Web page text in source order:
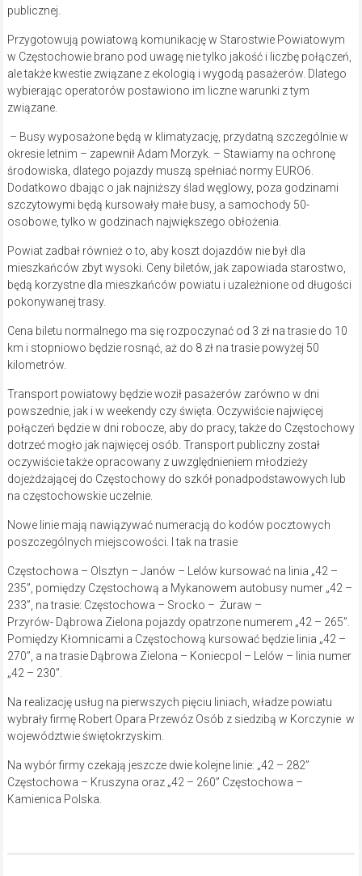
publicznej.
Przygotowują powiatową komunikację w Starostwie Powiatowym
w Częstochowie brano pod uwagę nie tylko jakość i liczbę połączeń,
ale także kwestie związane z ekologią i wygodą pasażerów. Dlatego
wybierając operatorów postawiono im liczne warunki z tym
związane.
– Busy wyposażone będą w klimatyzację, przydatną szczególnie w
okresie letnim – zapewnił Adam Morzyk. – Stawiamy na ochronę
środowiska, dlatego pojazdy muszą spełniać normy EURO6.
Dodatkowo dbając o jak najniższy ślad węglowy, poza godzinami
szczytowymi będą kursowały małe busy, a samochody 50-
osobowe, tylko w godzinach największego obłożenia.
Powiat zadbał również o to, aby koszt dojazdów nie był dla
mieszkańców zbyt wysoki. Ceny biletów, jak zapowiada starostwo,
będą korzystne dla mieszkańców powiatu i uzależnione od długości
pokonywanej trasy.
Cena biletu normalnego ma się rozpoczynać od 3 zł na trasie do 10
km i stopniowo będzie rosnąć, aż do 8 zł na trasie powyżej 50
kilometrów.
Transport powiatowy będzie woził pasażerów zarówno w dni
powszednie, jak i w weekendy czy święta. Oczywiście najwięcej
połączeń będzie w dni robocze, aby do pracy, także do Częstochowy
dotrzeć mogło jak najwięcej osób. Transport publiczny został
oczywiście także opracowany z uwzględnieniem młodzieży
dojeżdżającej do Częstochowy do szkół ponadpodstawowych lub
na częstochowskie uczelnie.
Nowe linie mają nawiązywać numeracją do kodów pocztowych
poszczególnych miejscowości. I tak na trasie
Częstochowa – Olsztyn – Janów – Lelów kursować na linia „42 –
235”, pomiędzy Częstochową a Mykanowem autobusy numer „42 –
233”, na trasie: Częstochowa – Srocko – Żuraw –
Przyrów- Dąbrowa Zielona pojazdy opatrzone numerem „42 – 265”.
Pomiędzy Kłomnicami a Częstochową kursować będzie linia „42 –
270”, a na trasie Dąbrowa Zielona – Koniecpol – Lelów – linia numer
„42 – 230”.
Na realizację usług na pierwszych pięciu liniach, władze powiatu
wybrały firmę Robert Opara Przewóz Osób z siedzibą w Korczynie w
województwie świętokrzyskim.
Na wybór firmy czekają jeszcze dwie kolejne linie: „42 – 282”
Częstochowa – Kruszyna oraz „42 – 260” Częstochowa –
Kamienica Polska.